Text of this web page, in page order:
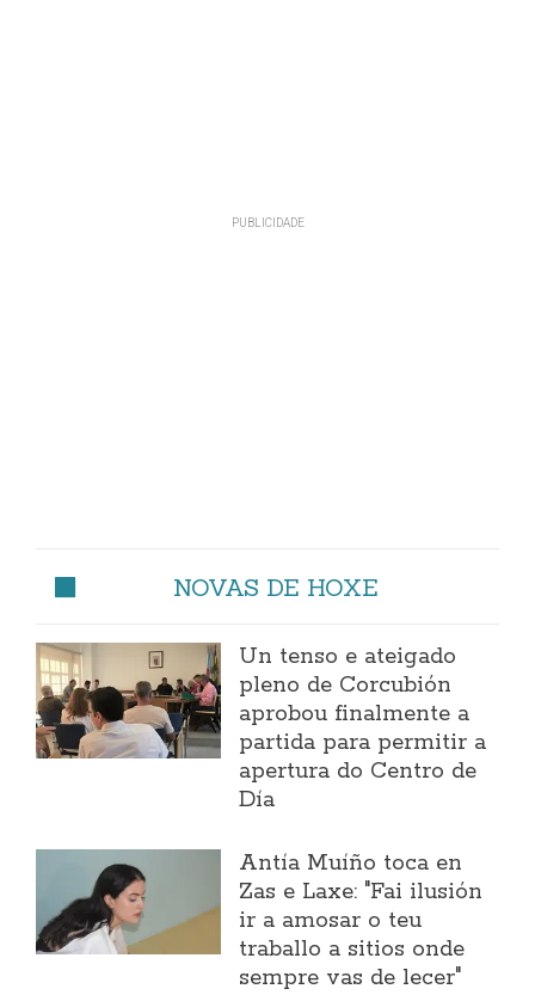
NOVAS DE HOXE
Un tenso e ateigado
pleno de Corcubión
aprobou finalmente a
partida para permitir a
apertura do Centro de
Día
Antía Muíño toca en
Zas e Laxe: "Fai ilusión
ir a amosar o teu
traballo a sitios onde
sempre vas de lecer"